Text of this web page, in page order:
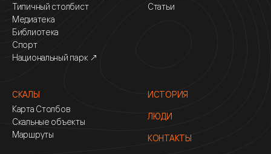
Типичный столбист
Медиатека
Библиотека
Спорт
Национальный парк ↗
Статьи
СКАЛЫ
Карта Столбов
Скальные объекты
Маршруты
ИСТОРИЯ
ЛЮДИ
КОНТАКТЫ